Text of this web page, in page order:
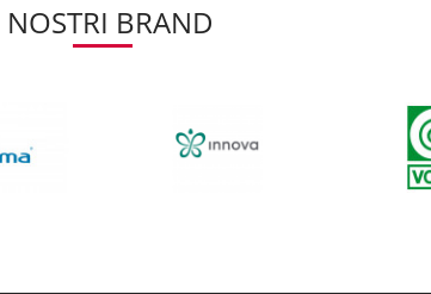
NOSTRI BRAND